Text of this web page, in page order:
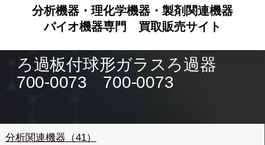
分析機器・理化学機器・製剤関連機器
バイオ機器専門
買取販売サイト
ろ過板付球形ガラスろ過器
700-0073 700-0073
分析関連機器（41）